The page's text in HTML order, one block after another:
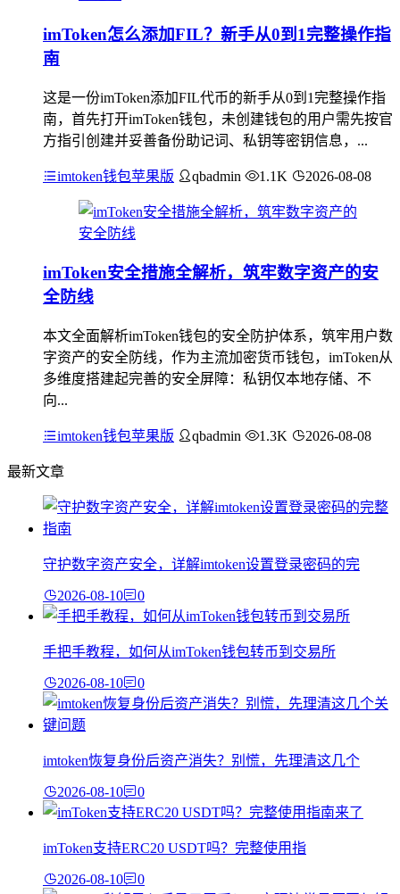
imToken怎么添加FIL？新手从0到1完整操作指
南
这是一份imToken添加FIL代币的新手从0到1完整操作指
南，首先打开imToken钱包，未创建钱包的用户需先按官
方指引创建并妥善备份助记词、私钥等密钥信息，...
imtoken钱包苹果版 qbadmin 1.1K 2026-08-08
imToken安全措施全解析，筑牢数字资产的安
全防线
本文全面解析imToken钱包的安全防护体系，筑牢用户数
字资产的安全防线，作为主流加密货币钱包，imToken从
多维度搭建起完善的安全屏障：私钥仅本地存储、不
向...
imtoken钱包苹果版 qbadmin 1.3K 2026-08-08
最新文章
守护数字资产安全，详解imtoken设置登录密码的完
2026-08-10 0
手把手教程，如何从imToken钱包转币到交易所
2026-08-10 0
imtoken恢复身份后资产消失？别慌，先理清这几个
2026-08-10 0
imToken支持ERC20 USDT吗？完整使用指
2026-08-10 0